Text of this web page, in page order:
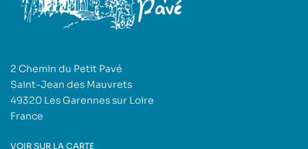
2 Chemin du Petit Pavé
Saint-Jean des Mauvrets
49320 Les Garennes sur Loire
France
VOIR SUR LA CARTE